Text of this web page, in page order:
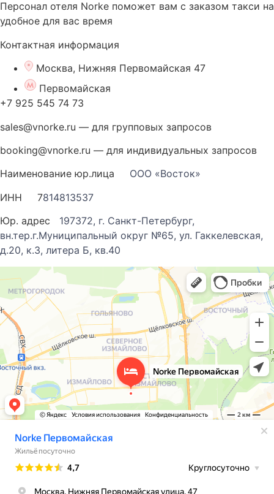
Персонал отеля Norke поможет вам с заказом такси на
удобное для вас время
Контактная информация
Москва, Нижняя Первомайская 47
Первомайская
+7 925 545 74 73
sales@vnorke.ru — для групповых запросов
booking@vnorke.ru — для индивидуальных запросов
Наименование юр.лица ООО «Восток»
ИНН 7814813537
Юр. адрес 197372, г. Санкт-Петербург,
вн.тер.г.Муниципальный округ №65, ул. Гаккелевская,
д.20, к.3, литера Б, кв.40